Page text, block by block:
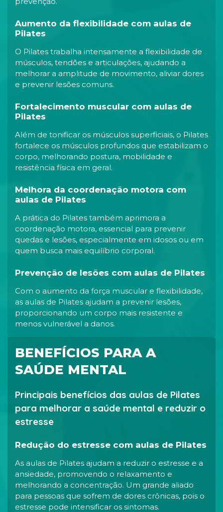
Aumento da flexibilidade com aulas de
Pilates
O Pilates trabalha intensamente a flexibilidade de
músculos, tendões e articulações, ajudando a
melhorar a amplitude de movimento, aliviar dores
e prevenir lesões comuns.
Fortalecimento muscular com aulas de
Pilates
Além de tonificar os músculos superficiais, o Pilates
fortalece os músculos profundos que estabilizam o
corpo, melhorando postura, mobilidade e
resistência física em geral.
Melhora da coordenação motora com
aulas de Pilates
A prática do Pilates também aprimora a
coordenação motora, essencial para prevenir
quedas e lesões, especialmente em idosos ou em
quem busca mais equilíbrio corporal.
Prevenção de lesões com aulas de Pilates
Com o aumento da força muscular e flexibilidade,
as aulas de Pilates ajudam a prevenir lesões,
proporcionando um corpo mais resistente e
menos vulnerável a danos.
BENEFÍCIOS PARA A
SAÚDE MENTAL
Principais benefícios das aulas de Pilates
para melhorar a saúde mental e reduzir o
estresse
Redução do estresse com aulas de Pilates
As aulas de Pilates ajudam a reduzir o estresse e a
ansiedade, promovendo o relaxamento e
melhorando a concentração. Um grande aliado
para pessoas que sofrem de dores crônicas, pois o
estresse pode intensificar os sintomas.